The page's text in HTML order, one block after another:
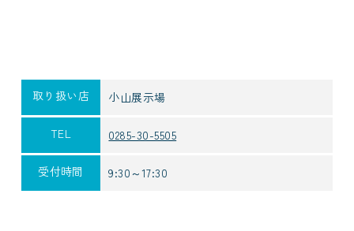
取り扱い店 小山展示場
TEL 0285-30-5505
受付時間 9:30～17:30